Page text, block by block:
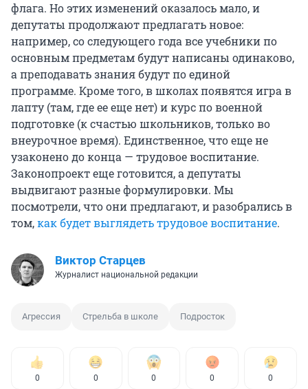
флага. Но этих изменений оказалось мало, и
депутаты продолжают предлагать новое:
например, со следующего года все учебники по
основным предметам будут написаны одинаково,
а преподавать знания будут по единой
программе. Кроме того, в школах появятся игра в
лапту (там, где ее еще нет) и курс по военной
подготовке (к счастью школьников, только во
внеурочное время). Единственное, что еще не
узаконено до конца — трудовое воспитание.
Законопроект еще готовится, а депутаты
выдвигают разные формулировки. Мы
посмотрели, что они предлагают, и разобрались в
том,как будет выглядеть трудовое воспитание.
Виктор Старцев
Журналист национальной редакции
Агрессия Стрельба в школе Подросток
0 0 0 0 0